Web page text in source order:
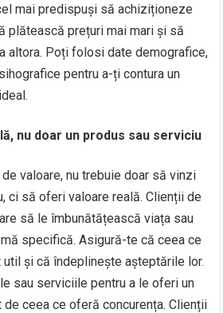
mai predispuși să achiziționeze
plătească prețuri mai mari și să
altora. Poți folosi date demografice,
pentru a-ți contura un
nu doar un produs sau serviciu
valoare, nu trebuie doar să vinzi
ci să oferi valoare reală. Clienții de
să le îmbunătățească viața sau
specifică. Asigură-te că ceea ce
și că îndeplinește așteptările lor.
sau serviciile pentru a le oferi un
ceea ce oferă concurența. Clienții